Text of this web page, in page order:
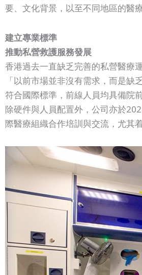
要、文化背景，以至不同地區的醫
建立專業標準
推動私營救護服務發展
香港過去一直缺乏完善的私營醫療
「以前市場並非沒有需求，而是
符合國際標準，前線人員均具備院
除硬件與人員配置外，公司亦於
際醫療組織合作培訓與交流，尤其